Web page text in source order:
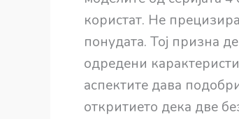
користат. Не
понудата. Тој призна
одредени
аспектите дава
откритието дека две